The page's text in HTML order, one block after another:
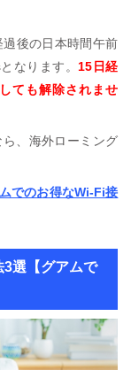
後の日本時間午前
なります。 15日経
ても解除されませ
、海外ローミング
でのお得なWi-Fi接
選【グアムで